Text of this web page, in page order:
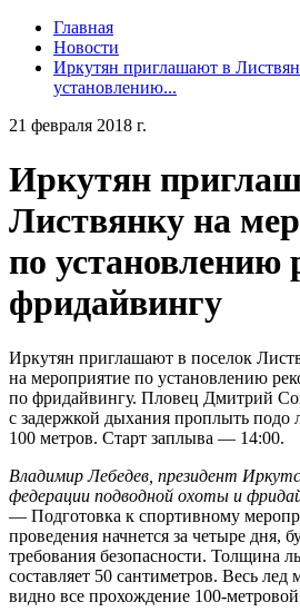
Главная
Новости
Иркутян приглашают в
установлению...
21 февраля 2018 г.
Иркутян
Листвянку на
по установлению
фридайвингу
Иркутян приглашают в поселок
на мероприятие по установлению
по фридайвингу. Пловец Дмитрий
с задержкой дыхания проплыть подо
100 метров. Старт заплыва — 14:00.
Владимир Лебедев, президент
федерации подводной охоты и
— Подготовка к спортивному
проведения начнется за четыре дня,
требования безопасности. Толщина
составляет 50 сантиметров. Весь лед
видно все прохождение 100-